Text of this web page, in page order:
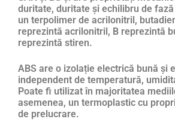
duritate, duritate și echilibru de
un terpolimer de acrilonitril,
reprezintă acrilonitril, B reprezintă
reprezintă stiren.
ABS are o izolație electrică bună și
independent de temperatură,
Poate fi utilizat în majoritatea
asemenea, un termoplastic cu
de prelucrare.